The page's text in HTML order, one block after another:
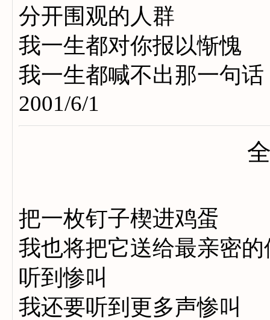
分开围观的人群
我一生都对你报以惭愧
我一生都喊不出那一句话
2001/6/1
把一枚钉子楔进鸡蛋
我也将把它送给最亲密的
听到惨叫
我还要听到更多声惨叫